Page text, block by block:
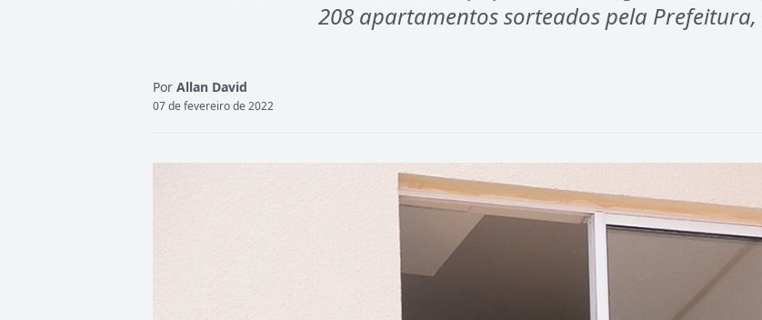
208 apartamentos sorteados pela
Por Allan David
07 de fevereiro de 2022